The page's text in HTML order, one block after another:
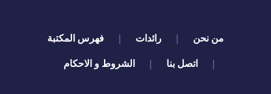
quick links
من نحن رائدات
فهرس المكتبة
اتصل بنا
الشروط و الاحكام